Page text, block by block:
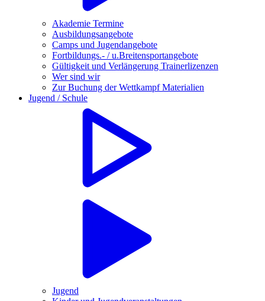
Akademie Termine
Ausbildungsangebote
Camps und Jugendangebote
Fortbildungs.- / u.Breitensportangebote
Gültigkeit und Verlängerung Trainerlizenzen
Wer sind wir
Zur Buchung der Wettkampf Materialien
Jugend / Schule
Jugend